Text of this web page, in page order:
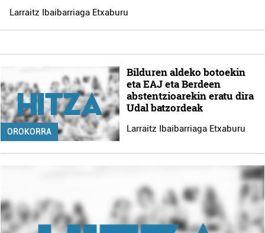
Larraitz Ibaibarriaga Etxaburu
OROKORRA
Bilduren aldeko botoekin
eta EAJ eta Berdeen
abstentzioarekin eratu dira
Udal batzordeak
Larraitz Ibaibarriaga Etxaburu